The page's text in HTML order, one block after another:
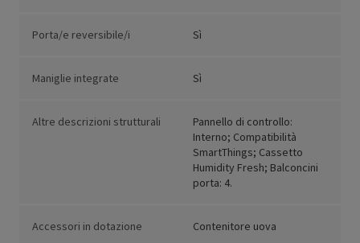
Porta/e reversibile/i Sì
Maniglie integrate Sì
Altre descrizioni strutturali
Pannello di controllo:
Interno; Compatibilità
SmartThings; Cassetto
Humidity Fresh; Balconcini
porta: 4.
Accessori in dotazione Contenitore uova